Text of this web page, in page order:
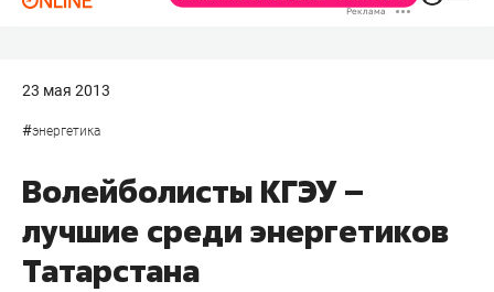
23 мая 2013
#энергетика
Волейболисты КГЭУ –
лучшие среди энергетиков
Татарстана